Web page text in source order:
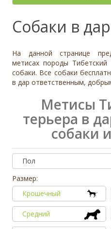
Средний
Тип
Семейная
Охотничья
Палевый
Серый
Дополнительные
Черный
Белый
Коричневый
Палевый
Вес (кг)
0 3 6
0
Нет
Отношение к детям
Равнодушное
Отношение к кошкам
Доброжелательное
Равнодушное
Отношение к собакам
Доброжелательное
Равнодушное
Может проявить
- неважно -
Приучен к поводку
- неважно -
Дрессировка
- неважно -
Необычный окрас
Отдаётся в
- не уточнено -
Собаки в дар
На данной странице
метисах породы
собаки. Все собаки
в дар ответственным,
Метисы
терьера в
собаки
Пол
Размер:
Крошечный
Средний